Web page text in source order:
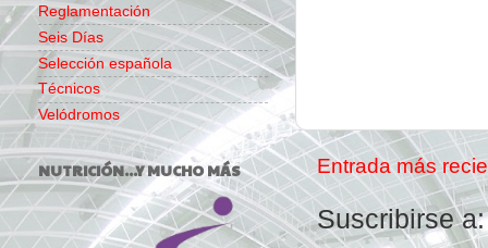
Entrada más
Suscribirse
Reglamentación
Seis Días
Selección española
Técnicos
Velódromos
NUTRICIÓN...Y MUCHO MÁS